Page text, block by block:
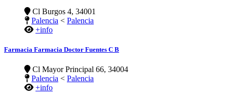
Cl Burgos 4, 34001
Palencia < Palencia
+info
Farmacia Farmacia Doctor Fuentes C B
Cl Mayor Principal 66, 34004
Palencia < Palencia
+info